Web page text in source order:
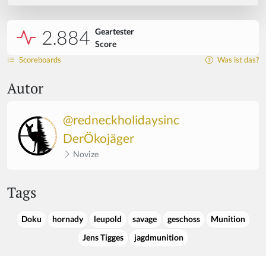
2.884 Geartester
Score
Scoreboards Was ist das?
Autor
@redneckholidaysinc
DerÖkojäger
Novize
Tags
Doku hornady leupold savage geschoss
Munition
Jens Tigges
jagdmunition